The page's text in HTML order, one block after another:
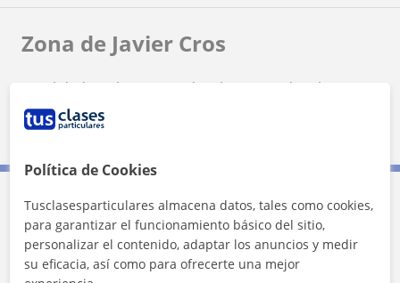
Zona de Javier Cros
Localidades a las que se desplaza para dar clase
Melilla (Ciudad)
Contacta con Javier Cros
Tarifa
Política de Cookies
Tusclasesparticulares almacena datos, tales como cookies,
para garantizar el funcionamiento básico del sitio,
personalizar el contenido, adaptar los anuncios y medir
su eficacia, así como para ofrecerte una mejor